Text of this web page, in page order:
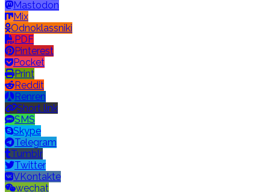
Mastodon
Mix
Odnoklassniki
PDF
Pinterest
Pocket
Print
Reddit
Renren
Short link
SMS
Skype
Telegram
Tumblr
Twitter
VKontakte
wechat